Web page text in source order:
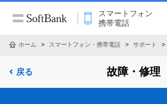
スマートフォン
携帯電話
ホーム スマートフォン・携帯電話 サポート
戻る 故障・修理